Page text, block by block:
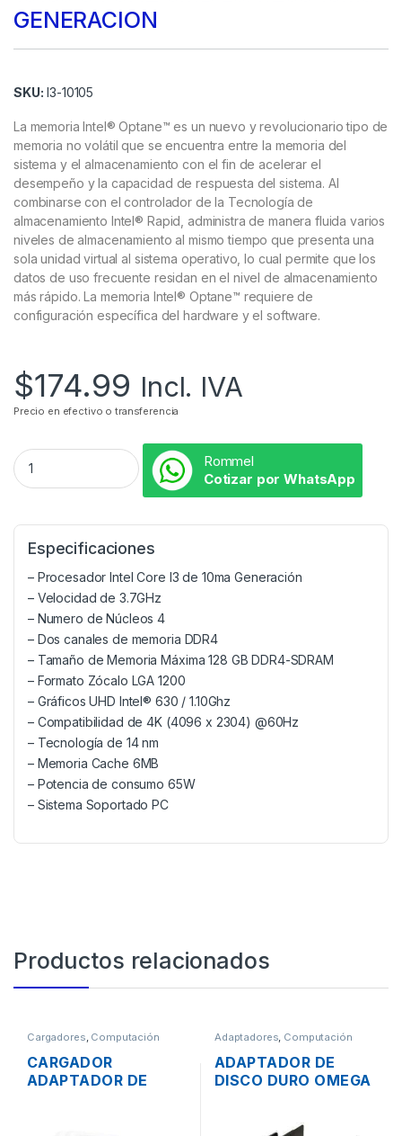
GENERACION
SKU: I3-10105
La memoria Intel® Optane™ es un nuevo y revolucionario tipo de
memoria no volátil que se encuentra entre la memoria del
sistema y el almacenamiento con el fin de acelerar el
desempeño y la capacidad de respuesta del sistema. Al
combinarse con el controlador de la Tecnología de
almacenamiento Intel® Rapid, administra de manera fluida varios
niveles de almacenamiento al mismo tiempo que presenta una
sola unidad virtual al sistema operativo, lo cual permite que los
datos de uso frecuente residan en el nivel de almacenamiento
más rápido. La memoria Intel® Optane™ requiere de
configuración específica del hardware y el software.
$174.99 Incl. IVA
Precio en efectivo o transferencia
Rommel
Cotizar por WhatsApp
Especificaciones
– Procesador Intel Core I3 de 10ma Generación
– Velocidad de 3.7GHz
– Numero de Núcleos 4
– Dos canales de memoria DDR4
– Tamaño de Memoria Máxima 128 GB DDR4-SDRAM
– Formato Zócalo LGA 1200
– Gráficos UHD Intel® 630 / 1.10Ghz
– Compatibilidad de 4K (4096 x 2304) @60Hz
– Tecnología de 14 nm
– Memoria Cache 6MB
– Potencia de consumo 65W
– Sistema Soportado PC
Productos relacionados
Cargadores, Computación
CARGADOR
ADAPTADOR DE
Adaptadores, Computación
ADAPTADOR DE
DISCO DURO OMEGA